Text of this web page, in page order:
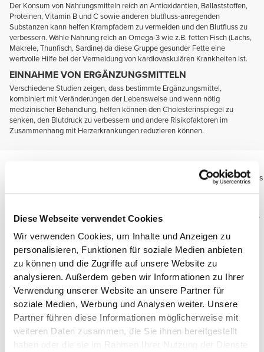
Diese Webseite verwendet Cookies
Wir verwenden Cookies, um Inhalte und Anzeigen zu
personalisieren, Funktionen für soziale Medien anbieten
zu können und die Zugriffe auf unsere Website zu
analysieren. Außerdem geben wir Informationen zu Ihrer
Verwendung unserer Website an unsere Partner für
soziale Medien, Werbung und Analysen weiter. Unsere
Partner führen diese Informationen möglicherweise mit
weiteren Daten zusammen, die Sie ihnen bereitgestellt
haben oder die sie im Rahmen Ihrer Nutzung der Dienste
Der Konsum von Nahrungsmitteln reich an Antioxidantien, Ballaststoffen,
Proteinen, Vitamin B und C sowie anderen blutfluss-anregenden
Substanzen kann helfen Krampfadern zu vermeiden und den Blutfluss zu
verbessern. Wähle Nahrung reich an Omega-3 wie z.B. fetten Fisch (Lachs,
Makrele, Thunfisch, Sardine) da diese Gruppe gesunder Fette eine
wertvolle Hilfe bei der Vermeidung von kardiovaskulären Krankheiten ist.
EINNAHME VON ERGÄNZUNGSMITTELN
Verschiedene Studien zeigen, dass bestimmte Ergänzungsmittel,
kombiniert mit Veränderungen der Lebensweise und wenn nötig
medizinischer Behandlung, helfen können den Cholesterinspiegel zu
senken, den Blutdruck zu verbessern und andere Risikofaktoren im
Zusammenhang mit Herzerkrankungen reduzieren können.
Diese Ergänzungsmittel helfen bei der Normalisierung des Blutflusses
Einige beinhalten Wirkstoffe die die Produktion von Stickoxid fördern,
Mikrozirkulation und Gefäßerweiterung anregt.
Hierdurch trägt es zu einem erhöhten Blutfluss zu allen
Körpergeweben bei.
Hierdurch wird der Schutz der Venen durch entzündungshemmende
und muskelenstpannende Wirkung unterstützt.